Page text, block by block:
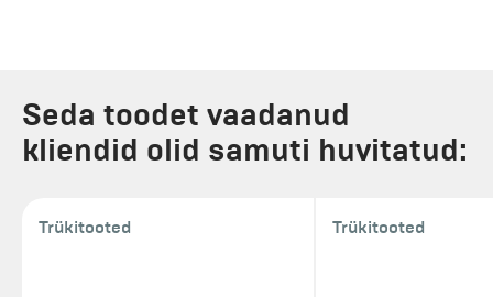
Seda toodet vaadanud
kliendid olid samuti huvitatud:
Trükitooted Trükitooted